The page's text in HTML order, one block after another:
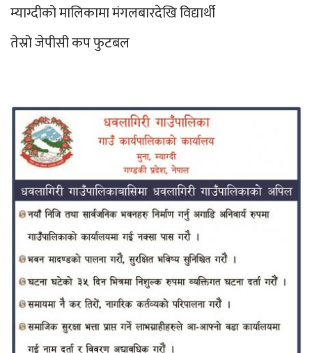
म्याग्दीको मालिकामा मंगलबारदेखि विद्यार्थी
तेस्रो जेपीसी कप फुटबल